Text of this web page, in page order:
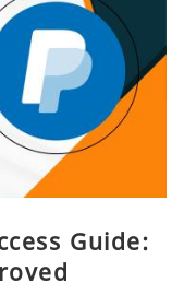
Guide: